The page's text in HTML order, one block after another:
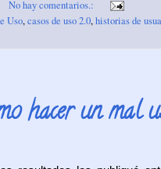
No hay comentarios.:
Uso,casos de uso 2.0,historias de
hacer un mal